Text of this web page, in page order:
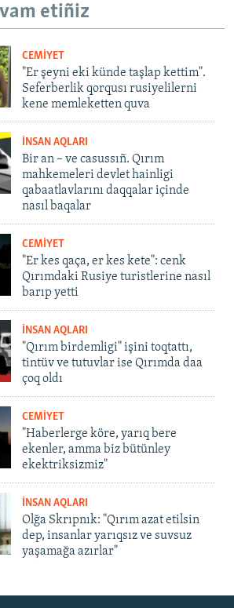
etiñiz
CEMİYET
"Er şeyni eki künde taşlap kettim".
Seferberlik qorqusı rusiyelilerni
kene memleketten quva
İNSAN AQLARI
Bir an – ve casussıñ. Qırım
mahkemeleri devlet hainligi
qabaatlavlarını daqqalar içinde
nasıl baqalar
CEMİYET
"Er kes qaça, er kes kete": cenk
Qırımdaki Rusiye turistlerine nasıl
barıp yetti
İNSAN AQLARI
"Qırım birdemligi" işini toqtattı,
tintüv ve tutuvlar ise Qırımda daa
çoq oldı
CEMİYET
"Haberlerge köre, yarıq bere
ekenler, amma biz bütünley
ekektriksizmiz"
İNSAN AQLARI
Olğa Skrıpnık: "Qırım azat etilsin
dep, insanlar yarıqsız ve suvsuz
yaşamağa azırlar"